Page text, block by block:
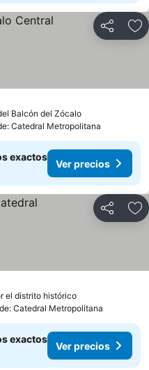
Compartir
Balcón del Zócalo
Catedral Metropolitana
exactos
Ver precios
Compartir
el distrito histórico
Catedral Metropolitana
exactos
Ver precios